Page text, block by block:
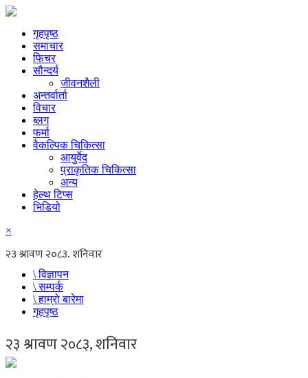
गृहपृष्ठ
समाचार
फिचर
सौन्दर्य
जीवनशैली
अन्तर्वार्ता
विचार
ब्लग
फर्मा
वैकल्पिक चिकित्सा
आयुर्वेद
प्राकृतिक चिकित्सा
अन्य
हेल्थ टिप्स
भिडियो
×
\ विज्ञापन
\ सम्पर्क
\ हाम्रो बारेमा
गृहपृष्ठ